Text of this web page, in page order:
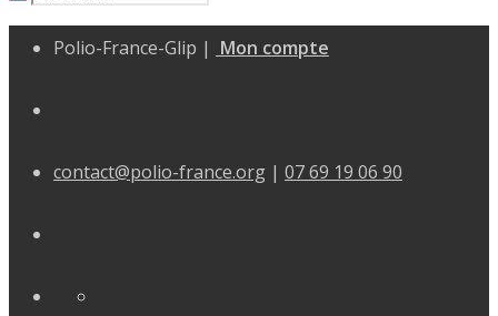
Polio-France-Glip | Mon compte
contact@polio-france.org | 07 69 19 06 90